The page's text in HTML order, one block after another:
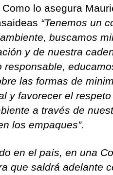
lo asegura
“Tenemos un
buscamos
y de nuestra
responsable,
las formas de
y favorecer el respeto
a través de
los empaques”.
en el país, en una
que saldrá adelante